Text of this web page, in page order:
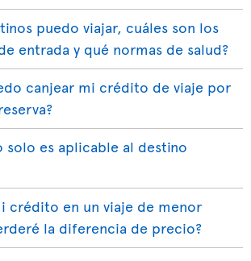
puedo viajar, cuáles son los
entrada y qué normas de salud?
canjear mi crédito de viaje por
solo es aplicable al destino
crédito en un viaje de menor
la diferencia de precio?